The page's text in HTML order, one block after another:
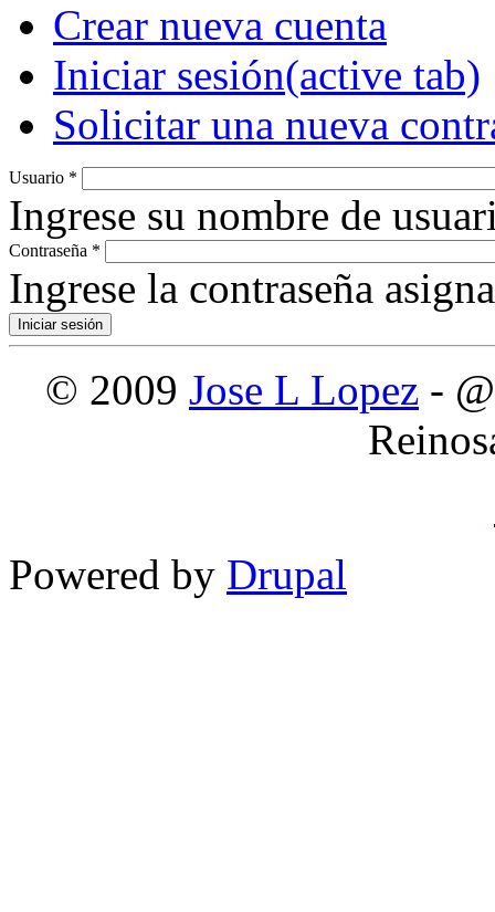
Crear nueva cuenta
Iniciar sesión(active tab)
Solicitar una nueva
Usuario *
Ingrese su nombre de
Contraseña *
Ingrese la contraseña
© 2009 Jose L Lopez -
Powered by Drupal